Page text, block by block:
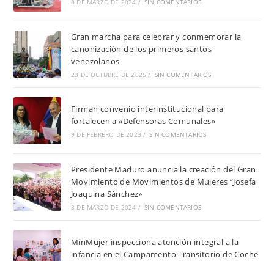
8 DE MARZO DE 2024 / SIN COMENTARIOS
Gran marcha para celebrar y conmemorar la
canonización de los primeros santos
venezolanos
23 DE OCTUBRE DE 2025 / SIN COMENTARIOS
Firman convenio interinstitucional para
fortalecen a «Defensoras Comunales»
9 DE FEBRERO DE 2023 / SIN COMENTARIOS
Presidente Maduro anuncia la creación del Gran
Movimiento de Movimientos de Mujeres “Josefa
Joaquina Sánchez»
8 DE MARZO DE 2024 / SIN COMENTARIOS
MinMujer inspecciona atención integral a la
infancia en el Campamento Transitorio de Coche